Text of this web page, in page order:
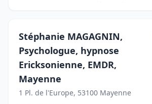
Stéphanie MAGAGNIN,
Psychologue, hypnose
Ericksonienne, EMDR,
Mayenne
1 Pl. de l'Europe, 53100 Mayenne